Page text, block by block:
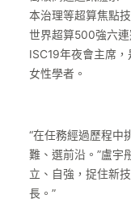
本治理等超算焦點
世界超算500強六
ISC19年夜會主席
女性學者。
“在任務經過歷程中
難、選前沿。”盧宇
立、自強，捉住新
長。”